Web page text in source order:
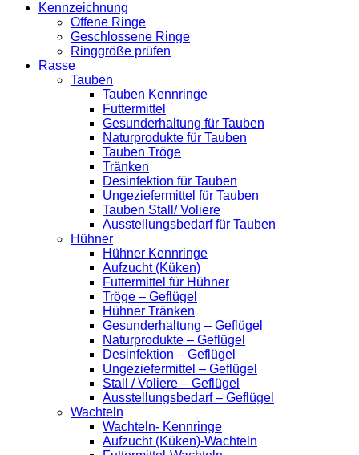
Kennzeichnung
Offene Ringe
Geschlossene Ringe
Ringgröße prüfen
Rasse
Tauben
Tauben Kennringe
Futtermittel
Gesunderhaltung für Tauben
Naturprodukte für Tauben
Tauben Tröge
Tränken
Desinfektion für Tauben
Ungeziefermittel für Tauben
Tauben Stall/ Voliere
Ausstellungsbedarf für Tauben
Hühner
Hühner Kennringe
Aufzucht (Küken)
Futtermittel für Hühner
Tröge – Geflügel
Hühner Tränken
Gesunderhaltung – Geflügel
Naturprodukte – Geflügel
Desinfektion – Geflügel
Ungeziefermittel – Geflügel
Stall / Voliere – Geflügel
Ausstellungsbedarf – Geflügel
Wachteln
Wachteln- Kennringe
Aufzucht (Küken)-Wachteln